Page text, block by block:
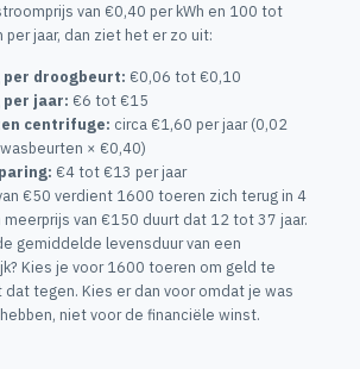
van €0,40 per kWh en 100 tot
jaar, dan ziet het er zo uit:
per droogbeurt: €0,06 tot €0,10
per jaar: €6 tot €15
centrifuge: circa €1,60 per jaar (0,02
× €0,40)
€4 tot €13 per jaar
€50 verdient 1600 toeren zich terug in 4
meerprijs van €150 duurt dat 12 tot 37 jaar.
gemiddelde levensduur van een
Kies je voor 1600 toeren om geld te
dat tegen. Kies er dan voor omdat je was
niet voor de financiële winst.